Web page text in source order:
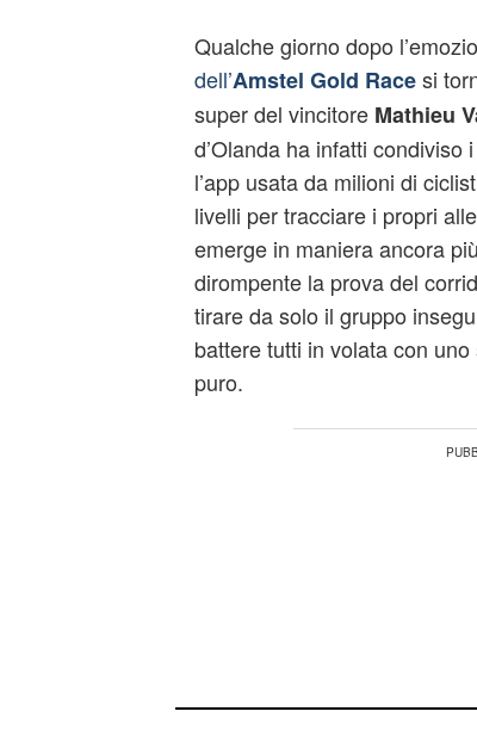
Qualche giorno dopo
dell’Amstel Gold Racesi
super del vincitore Mathieu
d’Olanda ha infatti
l’app usata da milioni di
livelli per tracciare i propri
emerge in maniera ancora
dirompente la prova del
tirare da solo il gruppo
battere tutti in volata con
puro.